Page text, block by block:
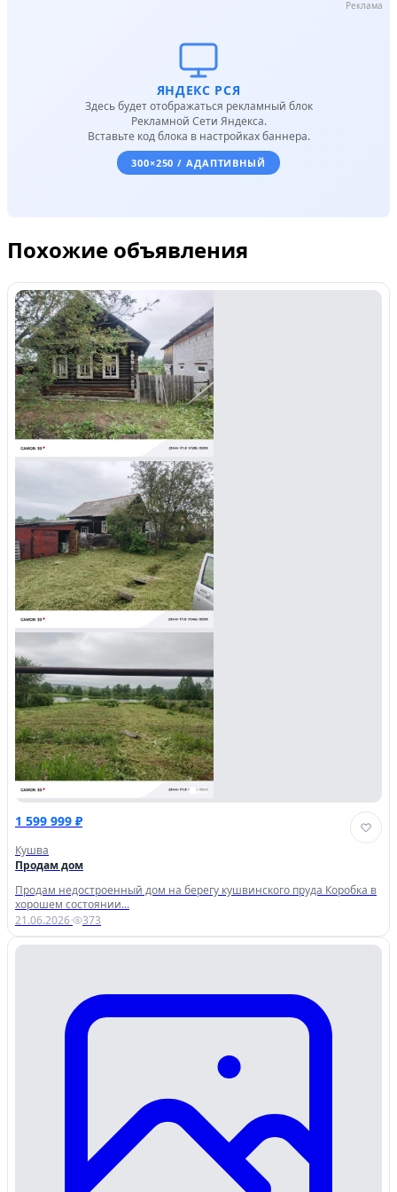
ЯНДЕКС РСЯ
Здесь будет отображаться рекламный блок
Рекламной Сети Яндекса.
Вставьте код блока в настройках баннера.
300×250 / АДАПТИВНЫЙ
Реклама
Похожие объявления
1 599 999 ₽
Кушва
Продам дом
Продам недостроенный дом на берегу кушвинского пруда Коробка в
хорошем состоянии...
21.06.2026· 373